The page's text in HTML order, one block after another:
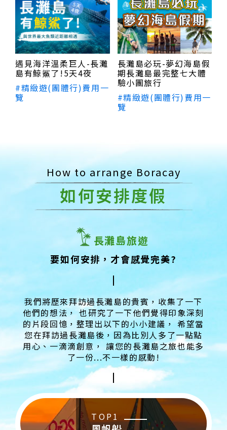
遇見海洋溫柔巨人-長灘
島有鯨鯊了!5天4夜
#精緻遊(團體行)費用一
覽
長灘島必玩-夢幻海島假
期長灘島最完整七大體
驗小團旅行
#精緻遊(團體行)費用一
覽
How to arrange Boracay
如何安排度假
長灘島旅遊
要如何安排，才會感覺完美?
我們將歷來拜訪過長灘島的貴賓，收集了一下
他們的想法， 也研究了一下他們覺得印象深刻
的片段回憶，整理出以下的小小建議， 希望當
您在拜訪過長灘島後，因為比別人多了一點點
用心、一滴滴創意， 讓您的長灘島之旅也能多
了一份...不一樣的感動!
TOP1